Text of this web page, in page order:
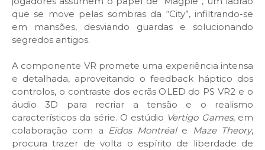
que se move pelas sombras da “City”, infiltrando-se
em mansões, desviando guardas e solucionando
segredos antigos.
A componente VR promete uma experiência intensa
e detalhada, aproveitando o feedback háptico dos
controlos, o contraste dos ecrãs OLED do PS VR2 e o
áudio 3D para recriar a tensão e o realismo
característicos da série. O estúdio Vertigo Games, em
colaboração com a Eidos Montréale Maze Theory,
procura trazer de volta o espírito de liberdade de